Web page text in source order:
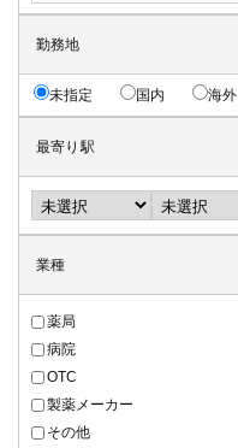
勤務地
未指定 国内 海外
最寄り駅
業種
薬局
病院
OTC
製薬メーカー
その他